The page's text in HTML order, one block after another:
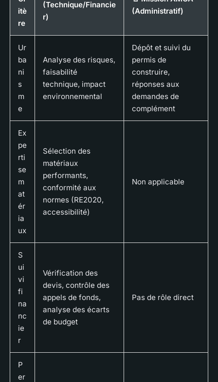
itè
re
(Technique/Financie
r)
(Administratif)
Ur
ba
ni
s
m
e
Analyse des risques,
faisabilité
technique, impact
environnemental
Dépôt et suivi du
permis de
construire,
réponses aux
demandes de
complément
Ex
pe
rti
se
m
at
ér
ia
ux
Sélection des
matériaux
performants,
conformité aux
normes (RE2020,
accessibilité)
Non applicable
S
ui
vi
fi
na
nc
ie
r
Vérification des
devis, contrôle des
appels de fonds,
analyse des écarts
de budget
Pas de rôle direct
P
er